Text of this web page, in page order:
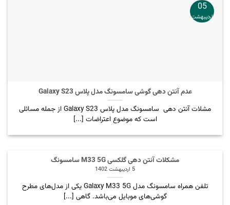
عدم آنتن دهی گوشی سامسونگ مدل پلاس Galaxy S23
مشلات آنتن دهی سامسونگ مدل پلاس Galaxy S23 از جمله مسائلی
است که موضوع اعتراضات [...]
05
اردیبهشت
مشکلات آنتن دهی گلکسی M33 5G سامسونگ
5 اردیبهشت 1402
تلفن همراه سامسونگ مدل Galaxy M33 5G یکی از مدل‌های مطرح
گوشی‌های موبایل می‌باشد. گاهی [...]